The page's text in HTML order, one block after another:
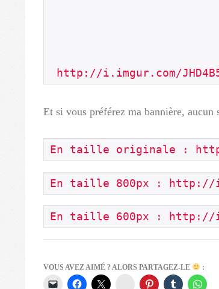
http://i.imgur.com/
Et si vous préférez ma bannière, aucun
En taille originale :
En taille 800px : http://
En taille 600px : http://
VOUS AVEZ AIMÉ ? ALORS PARTAGEZ-LE :
Instagram